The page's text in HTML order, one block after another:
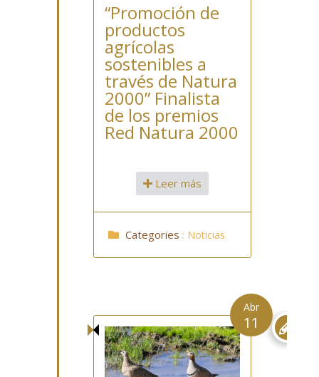
“Promoción de
productos
agrícolas
sostenibles a
través de Natura
2000” Finalista
de los premios
Red Natura 2000
Leer más
Categories : Noticias

Abr
11